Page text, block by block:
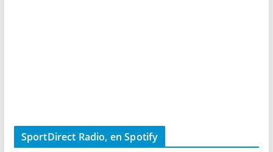
SportDirect Radio, en Spotify